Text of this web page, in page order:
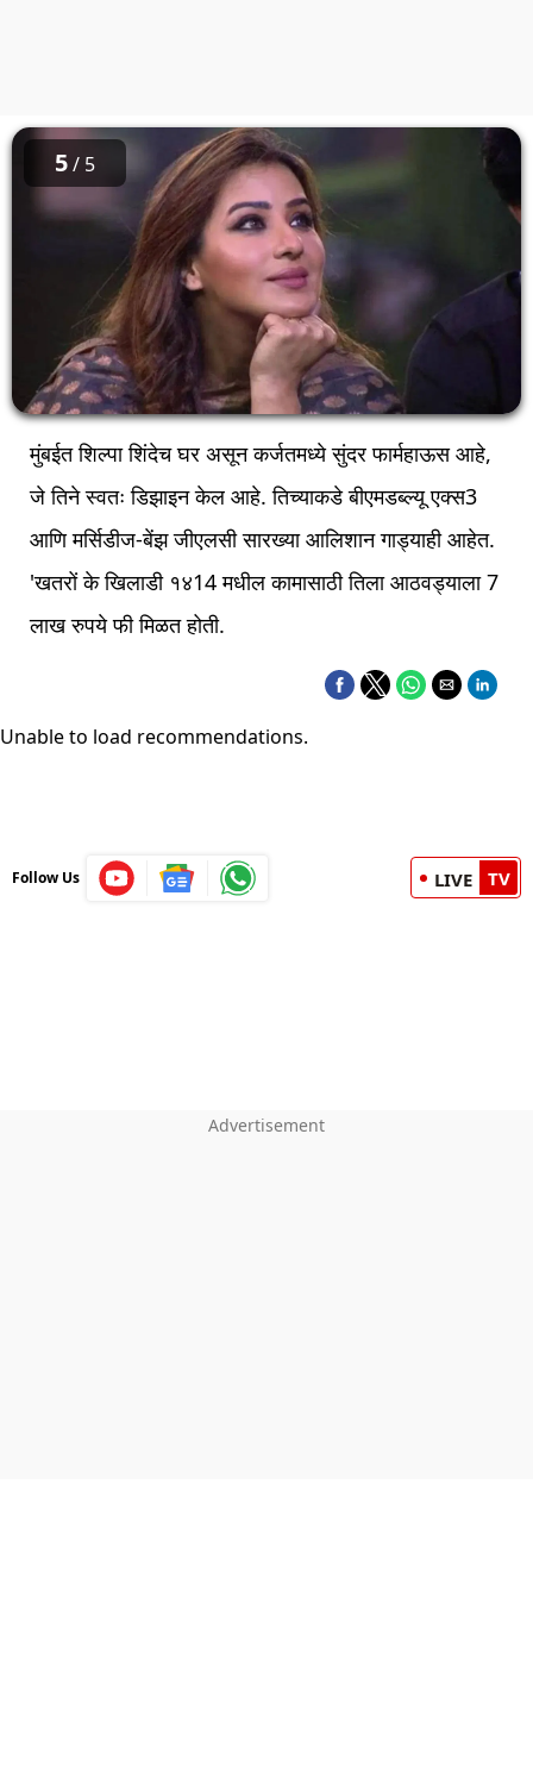
5/ 5
मुंबईत शिल्पा शिंदेच घर असून कर्जतमध्ये सुंदर फार्महाऊस आहे,
जे तिने स्वतः डिझाइन केल आहे. तिच्याकडे बीएमडब्ल्यू एक्स3
आणि मर्सिडीज-बेंझ जीएलसी सारख्या आलिशान गाड्याही आहेत.
'खतरों के खिलाडी १४14 मधील कामासाठी तिला आठवड्याला 7
लाख रुपये फी मिळत होती.
Unable to load recommendations.
Follow Us LIVE TV